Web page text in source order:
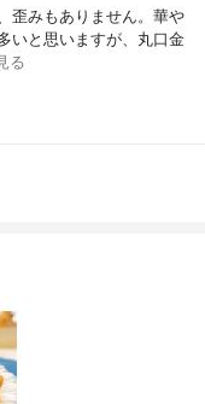
歪みもありません。華や
いと思いますが、丸口金
る